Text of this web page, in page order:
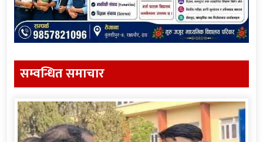
सम्वन्धित समाचार